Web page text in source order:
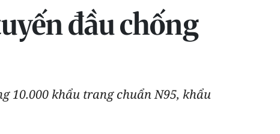
đầu chống
10.000 khẩu trang chuẩn N95, khẩu